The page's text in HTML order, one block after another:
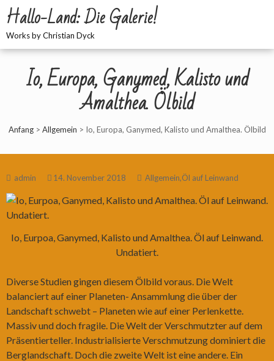
Hallo-Land: Die Galerie!
Works by Christian Dyck
Io, Europa, Ganymed, Kalisto und
Amalthea. Ölbild
Anfang> Allgemein > Io, Europa, Ganymed, Kalisto und Amalthea. Ölbild
admin 14. November 2018 Allgemein,Öl auf Leinwand
Io, Eurpoa, Ganymed, Kalisto und Amalthea. Öl auf Leinwand.
Undatiert.
Diverse Studien gingen diesem Ölbild voraus. Die Welt
balanciert auf einer Planeten- Ansammlung die über der
Landschaft schwebt – Planeten wie auf einer Perlenkette.
Massiv und doch fragile. Die Welt der Verschmutzter auf dem
Präsentierteller. Industrialisierte Verschmutzung dominiert die
Berglandschaft. Doch die zweite Welt ist eine andere. Ein